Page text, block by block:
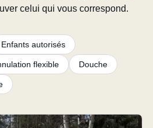
celui qui vous correspond.
Enfants autorisés
flexible Douche